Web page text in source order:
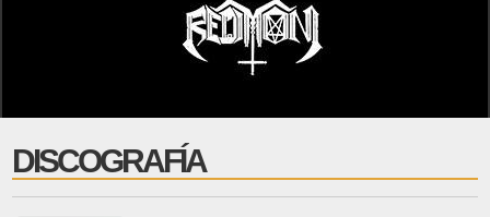
DISCOGRAFÍA